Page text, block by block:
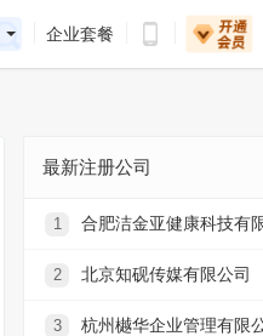
企业套餐
最新注册公司
1 合肥洁金亚健康科技有
2 北京知砚传媒有限公司
3 杭州樾华企业管理有限